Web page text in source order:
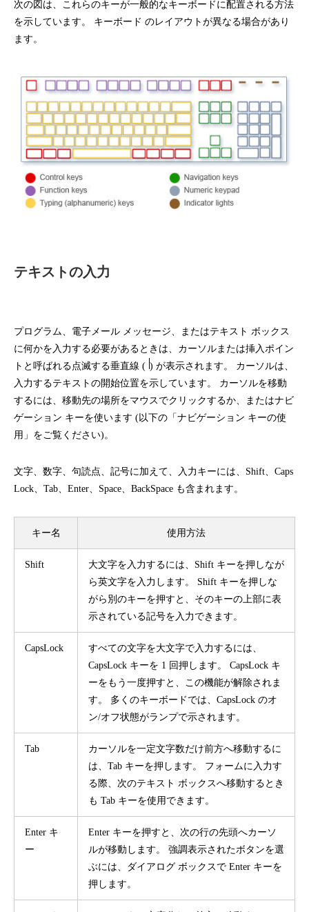
次の図は、これらのキーが一般的なキーボードに配置される方法
を示しています。 キーボード のレイアウトが異なる場合があり
ます。
テキストの入力
プログラム、電子メール メッセージ、またはテキスト ボックス
に何かを入力する必要があるときは、カーソルまたは挿入ポイン
トと呼ばれる点滅する垂直線 ( ) が表示されます。 カーソルは、
入力するテキストの開始位置を示しています。 カーソルを移動
するには、移動先の場所をマウスでクリックするか、またはナビ
ゲーション キーを使います (以下の「ナビゲーション キーの使
用」をご覧ください)。
文字、数字、句読点、記号に加えて、入力キーには、Shift、Caps
Lock、Tab、Enter、Space、BackSpace も含まれます。
キー名 使用方法
Shift
大文字を入力するには、Shift キーを押しなが
ら英文字を入力します。 Shift キーを押しな
がら別のキーを押すと、そのキーの上部に表
示されている記号を入力できます。
CapsLock
すべての文字を大文字で入力するには、
CapsLock キーを 1 回押します。 CapsLock キ
ーをもう一度押すと、この機能が解除されま
す。 多くのキーボードでは、CapsLock のオ
ン/オフ状態がランプで示されます。
Tab
カーソルを一定文字数だけ前方へ移動するに
は、Tab キーを押します。 フォームに入力す
る際、次のテキスト ボックスへ移動するとき
も Tab キーを使用できます。
Enter キ
ー
Enter キーを押すと、次の行の先頭へカーソ
ルが移動します。 強調表示されたボタンを選
ぶには、ダイアログ ボックスで Enter キーを
押します。